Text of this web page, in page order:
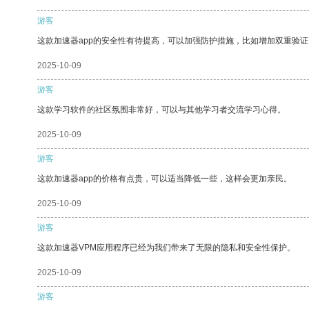
游客
这款加速器app的安全性有待提高，可以加强防护措施，比如增加双重验
2025-10-09
游客
这款学习软件的社区氛围非常好，可以与其他学习者交流学习心得。
2025-10-09
游客
这款加速器app的价格有点贵，可以适当降低一些，这样会更加亲民。
2025-10-09
游客
这款加速器VPM应用程序已经为我们带来了无限的隐私和安全性保护。
2025-10-09
游客